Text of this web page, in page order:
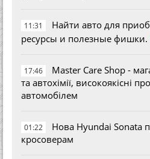
11:31
Найти авто для
ресурсы и полезные фишки.
17:46
Master Care Shop -
та автохімії, високоякісні
автомобілем
01:22
Нова Hyundai Sonata
кросоверам